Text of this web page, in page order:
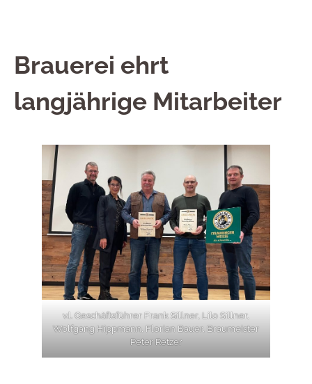
Brauerei ehrt
langjährige Mitarbeiter
v.l. Geschäftsführer Frank Sillner, Lilo Sillner,
Wolfgang Hippmann, Florian Bauer, Braumeister
Peter Retzer